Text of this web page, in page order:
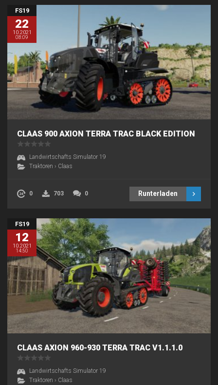
FS19
22
10.2021
08:09
CLAAS 900 AXION TERRA TRAC BLACK EDITION
Landwirtschafts Simulator 19
Traktoren › Claas
0 703 0 Runterladen
FS19
12
10.2021
14:50
CLAAS AXION 960-930 TERRA TRAC V1.1.1.0
Landwirtschafts Simulator 19
Traktoren › Claas